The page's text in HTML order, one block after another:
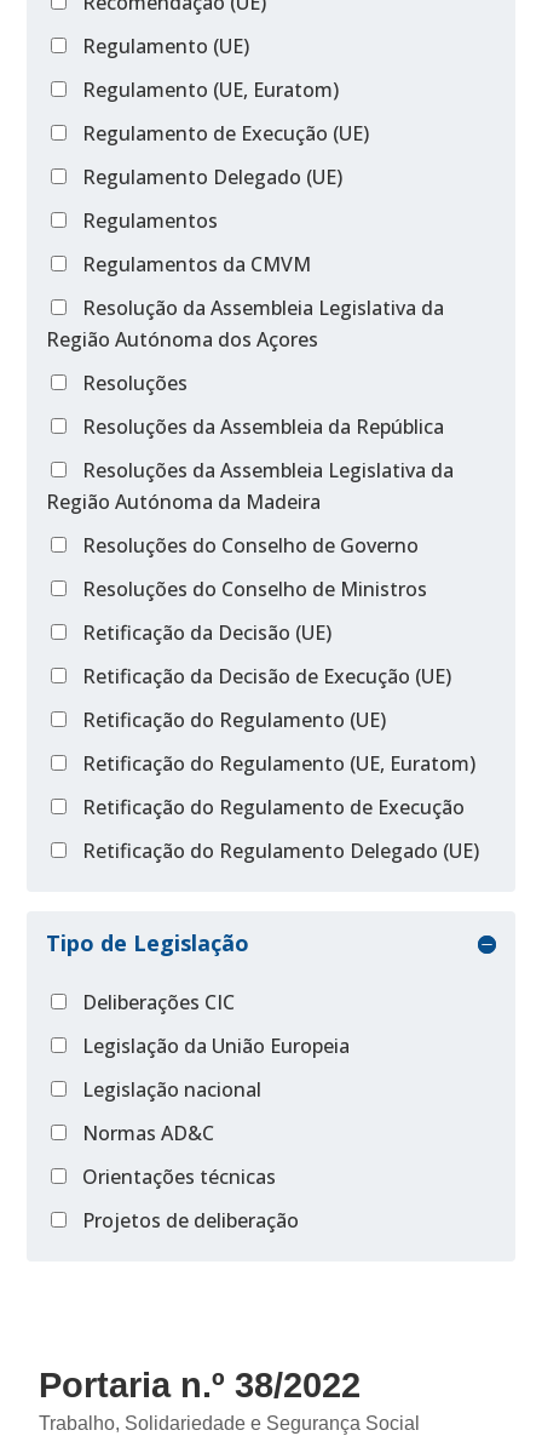
Regulamento (UE)
Regulamento (UE, Euratom)
Regulamento de Execução (UE)
Regulamento Delegado (UE)
Regulamentos
Regulamentos da CMVM
Resolução da Assembleia Legislativa da
Região Autónoma dos Açores
Resoluções
Resoluções da Assembleia da República
Resoluções da Assembleia Legislativa da
Região Autónoma da Madeira
Resoluções do Conselho de Governo
Resoluções do Conselho de Ministros
Retificação da Decisão (UE)
Retificação da Decisão de Execução (UE)
Retificação do Regulamento (UE)
Retificação do Regulamento (UE, Euratom)
Retificação do Regulamento de Execução
Retificação do Regulamento Delegado (UE)
Tipo de Legislação
Deliberações CIC
Legislação da União Europeia
Legislação nacional
Normas AD&C
Orientações técnicas
Projetos de deliberação
Portaria n.º 38/2022
Trabalho, Solidariedade e Segurança Social